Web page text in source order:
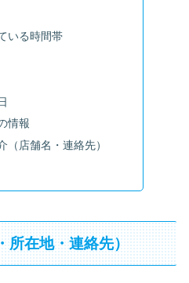
いる時間帯
情報
（店舗名・連絡先）
所在地・連絡先）